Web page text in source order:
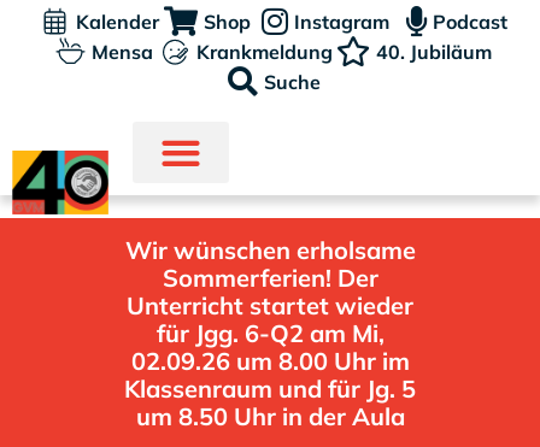
Kalender Shop Instagram
Podcast
Mensa
Krankmeldung
40. Jubiläum
Suche
Wir wünschen erholsame
Sommerferien! Der
Unterricht startet wieder
für Jgg. 6-Q2 am Mi,
02.09.26 um 8.00 Uhr im
Klassenraum und für Jg. 5
um 8.50 Uhr in der Aula